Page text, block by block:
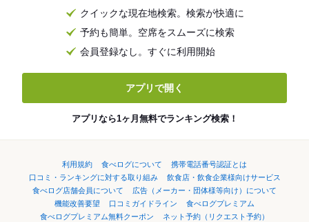
クイックな現在地検索。検索が快適に
予約も簡単。空席をスムーズに検索
会員登録なし。すぐに利用開始
アプリで開く
アプリなら1ヶ月無料でランキング検索！
利用規約 食べログについて
携帯電話番号認証とは
口コミ・ランキングに対する取り組み
飲食店・飲食企業様向けサービス
食べログ店舗会員について
広告（メーカー・団体様等向け）について
機能改善要望
口コミガイドライン
食べログプレミアム
食べログプレミアム無料クーポン
ネット予約（リクエスト予約）